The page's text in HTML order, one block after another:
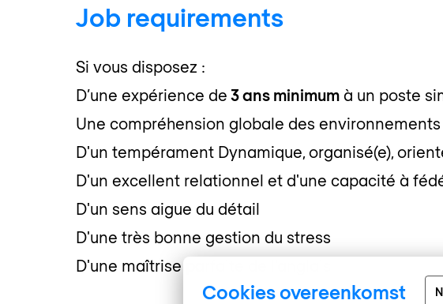
Cookies overeenkomst
Job requirements
Si vous disposez :
D’une expérience de 3 ans minimum à un poste
Une compréhension globale des
D'un tempérament Dynamique, organisé(e),
D'un excellent relationnel et d'une capacité à
D'un sens aigue du détail
D'une très bonne gestion du stress
D'une maîtrise parfaite de l'anglais